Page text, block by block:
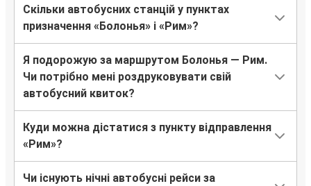
Скільки автобусних станцій у пунктах
призначення «Болонья» і «Рим»?
Я подорожую за маршрутом Болонья — Рим.
Чи потрібно мені роздруковувати свій
автобусний квиток?
Куди можна дістатися з пункту відправлення
«Рим»?
Чи існують нічні автобусні рейси за